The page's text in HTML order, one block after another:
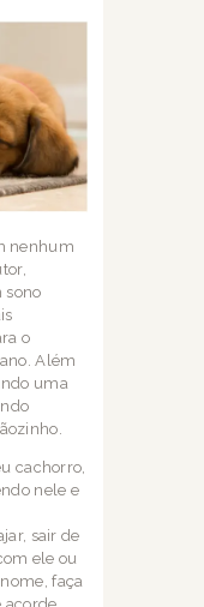
nenhum
sono
o
Além
uma
cachorro,
nele e
sair de
ele ou
faça